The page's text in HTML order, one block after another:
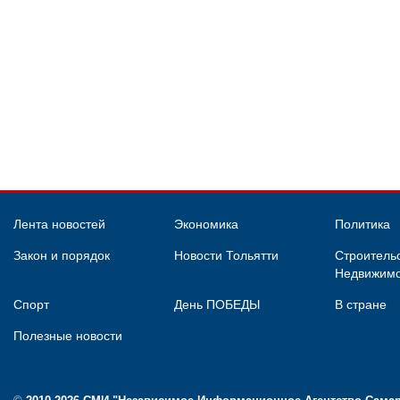
Лента новостей Экономика Политика
Закон и порядок Новости Тольятти
Спорт День ПОБЕДЫ В стране
Полезные новости